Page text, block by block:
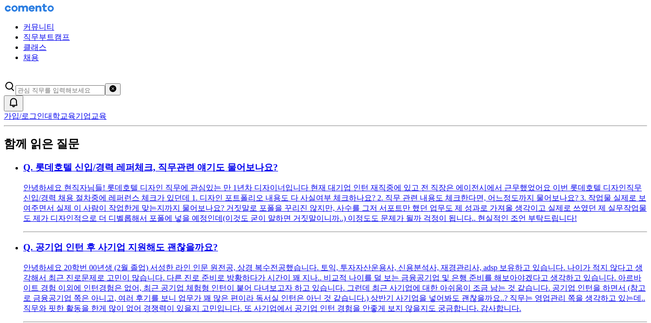
커뮤니티
직무부트캠프
클래스
채용
가입/로그인대학교육기업교육
함께 읽은 질문
Q. 롯데호텔 신입/경력 레퍼체크, 직무관련 얘기도 물어보나요?
안녕하세요 현직자님들! 롯데호텔 디자인 직무에 관심있는 만 1년차 디자이너입니다 현재 대기업 인턴 재직중에 있고 전 직장은 에이전시에서 근무했었어요 이번 롯데호텔 디자인직무
신입/경력 채용 절차중에 레퍼런스 체크가 있던데 1. 디자인 포트폴리오 내용도 다 사실여부 체크하나요? 2. 직무 관련 내용도 체크한다면, 어느정도까지 물어보나요? 3. 작업물 실제로 보
여주면서 실제 이 사람이 작업한게 맞는지까지 물어보나요? 거짓말로 포폴을 꾸리진 않지만, 사수를 그저 서포트만 했던 업무도 제 성과로 가져올 생각이고 실제로 쓰였던 제 실무작업물
도 제가 디자인적으로 더 디벨롭해서 포폴에 넣을 예정인데(이것도 굳이 말하면 거짓말이니까..) 이정도도 문제가 될까 걱정이 됩니다.. 현실적인 조언 부탁드립니다!
Q. 공기업 인턴 후 사기업 지원해도 괜찮을까요?
안녕하세요 20학번 00년생 (2월 졸업) 서성한 라인 인문 원전공, 상경 복수전공했습니다. 토익, 투자자산운용사, 신용분석사, 재경관리사, adsp 보유하고 있습니다. 나이가 적지 않다고 생
각해서 최근 진로문제로 고민이 많습니다. 다른 진로 준비로 방황하다가 시간이 꽤 지나.. 비교적 나이를 덜 보는 금융공기업 및 은행 준비를 해보아야겠다고 생각하고 있습니다. 아르바
이트 경험 이외에 인턴경험은 없어, 최근 공기업 체험형 인턴이 붙어 다녀보고자 하고 있습니다. 그런데 최근 사기업에 대한 아쉬움이 조금 남는 것 같습니다. 공기업 인턴을 하면서 (참고
로 금융공기업 쪽은 아니고, 여러 후기를 보니 업무가 꽤 많은 편이라 독서실 인턴은 아닌 것 같습니다.) 상반기 사기업을 넣어봐도 괜찮을까요..? 직무는 영업관리 쪽을 생각하고 있는데..
직무와 핏한 활동을 한게 많이 없어 경쟁력이 있을지 고민입니다. 또 사기업에서 공기업 인턴 경험을 안좋게 보지 않을지도 궁금합니다. 감사합니다.